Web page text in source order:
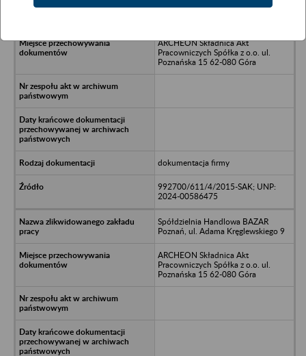
INEX System Spółka z o.o. Jasin, ul.
ARCHEON Składnica Akt
Pracowniczych Spółka z o.o. ul.
Poznańska 15 62-080 Góra
dokumentacja firmy
992700/611/4/2015-SAK; UNP:
2024-00586475
Spółdzielnia Handlowa BAZAR
Poznań, ul. Adama Kręglewskiego 9
ARCHEON Składnica Akt
Pracowniczych Spółka z o.o. ul.
Poznańska 15 62-080 Góra